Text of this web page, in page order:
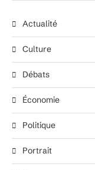
Actualité
Culture
Débats
Économie
Politique
Portrait